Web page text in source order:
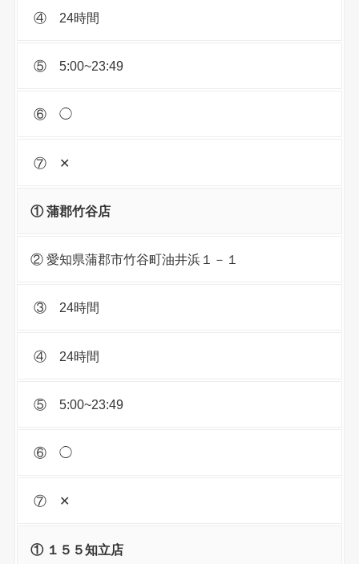
④ 24時間
⑤ 5:00~23:49
⑥ ◯
⑦ ✕
① 蒲郡竹谷店
② 愛知県蒲郡市竹谷町油井浜１－１
③ 24時間
④ 24時間
⑤ 5:00~23:49
⑥ ◯
⑦ ✕
① １５５知立店